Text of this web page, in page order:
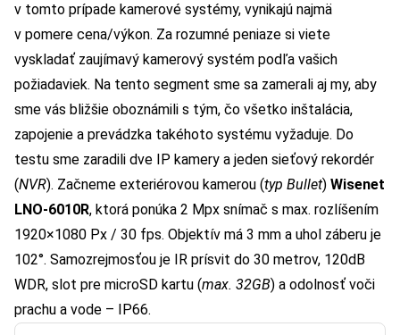
v tomto prípade kamerové systémy, vynikajú najmä
v pomere cena/výkon. Za rozumné peniaze si viete
vyskladať zaujímavý kamerový systém podľa vašich
požiadaviek. Na tento segment sme sa zamerali aj my, aby
sme vás bližšie oboznámili s tým, čo všetko inštalácia,
zapojenie a prevádzka takéhoto systému vyžaduje. Do
testu sme zaradili dve IP kamery a jeden sieťový rekordér
(NVR). Začneme exteriérovou kamerou (typ Bullet) Wisenet
LNO-6010R, ktorá ponúka 2 Mpx snímač s max. rozlíšením
1920×1080 Px / 30 fps. Objektív má 3 mm a uhol záberu je
102°. Samozrejmosťou je IR prísvit do 30 metrov, 120dB
WDR, slot pre microSD kartu (max. 32GB) a odolnosť voči
prachu a vode – IP66.